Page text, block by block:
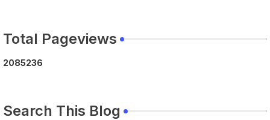
Total Pageviews
2085236
Search This Blog